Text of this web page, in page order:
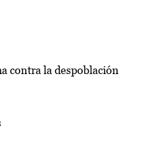
contra la despoblación